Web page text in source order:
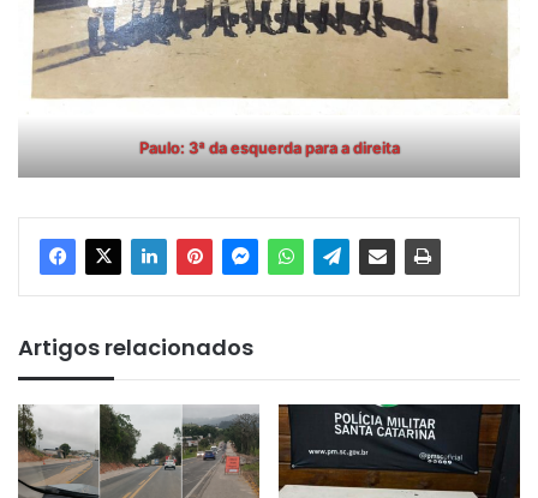
Paulo: 3ª da esquerda para a direita
Artigos relacionados